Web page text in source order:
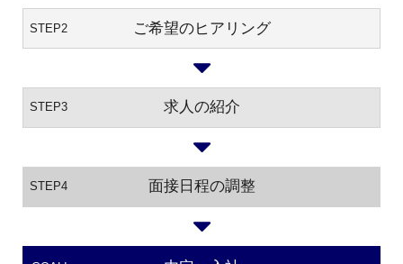
STEP2 ご希望のヒアリング
STEP3 求人の紹介
STEP4 面接日程の調整